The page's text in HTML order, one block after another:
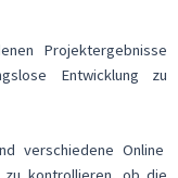
Projektergebnisse
Entwicklung zu
verschiedene Online